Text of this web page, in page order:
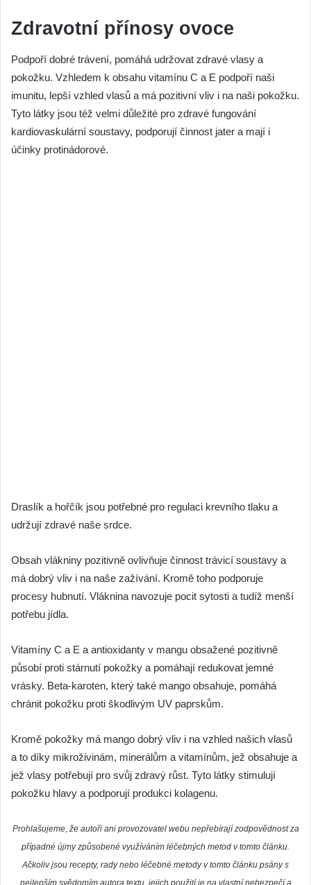
Zdravotní přínosy ovoce
Podpoří dobré trávení, pomáhá udržovat zdravé vlasy a
pokožku. Vzhledem k obsahu vitamínu C a E podpoří naši
imunitu, lepší vzhled vlasů a má pozitivní vliv i na naši pokožku.
Tyto látky jsou též velmi důležité pro zdravé fungování
kardiovaskulární soustavy, podporují činnost jater a mají i
účinky protinádorové.
Draslík a hořčík jsou potřebné pro regulaci krevního tlaku a
udržují zdravé naše srdce.
Obsah vlákniny pozitivně ovlivňuje činnost trávicí soustavy a
má dobrý vliv i na naše zažívání. Kromě toho podporuje
procesy hubnutí. Vláknina navozuje pocit sytosti a tudíž menší
potřebu jídla.
Vitamíny C a E a antioxidanty v mangu obsažené pozitivně
působí proti stárnutí pokožky a pomáhají redukovat jemné
vrásky. Beta-karoten, který také mango obsahuje, pomáhá
chránit pokožku proti škodlivým UV paprskům.
Kromě pokožky má mango dobrý vliv i na vzhled našich vlasů
a to díky mikroživinám, minerálům a vitamínům, jež obsahuje a
jež vlasy potřebují pro svůj zdravý růst. Tyto látky stimulují
pokožku hlavy a podporují produkci kolagenu.
Prohlašujeme, že autoři ani provozovatel webu nepřebírají zodpovědnost za
případné újmy způsobené využíváním léčebných metod v tomto článku.
Ačkoliv jsou recepty, rady nebo léčebné metody v tomto článku psány s